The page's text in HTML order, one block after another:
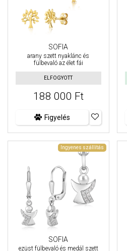
SOFIA
arany szett nyaklánc és
fülbevaló az élet fái
ELFOGYOTT
188 000 Ft
Figyelés
Ingyenes szállítás
SOFIA
ezüst fülbevaló és medál szett